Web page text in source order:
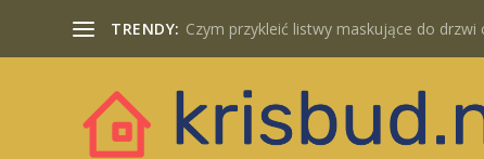
TRENDY: Czym przykleić listwy maskujące do drzwi